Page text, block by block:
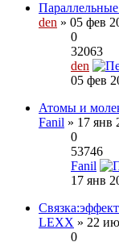
den » 05 фев
0
32063
den
05 фев
Атомы и
Fanil » 17 янв
0
53746
Fanil
17 янв
LEXX » 22
0